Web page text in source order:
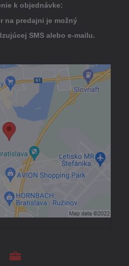
k objednávke:
na predajni je možný
SMS alebo e-mailu.
blokovaný Voľbami
externý obsah?
tentokrát
- súhlas s druhom
Funkčné
v novom okne